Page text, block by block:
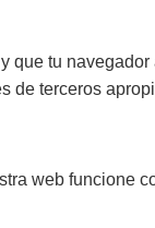
tu
de terceros
web funcione